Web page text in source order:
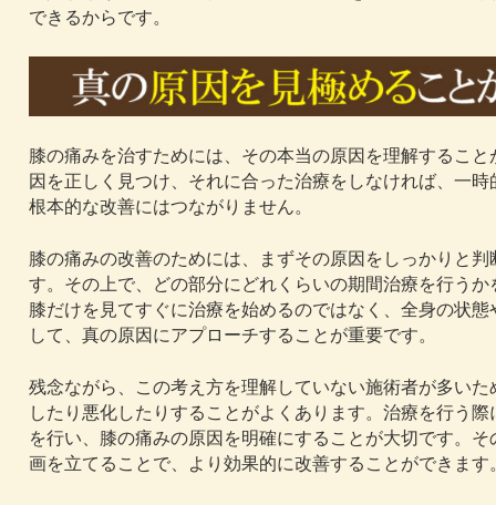
できるからです。
膝の痛みを治すためには、その本当の原因を理解するこ
因を正しく見つけ、それに合った治療をしなければ、一
根本的な改善にはつながりません。
膝の痛みの改善のためには、まずその原因をしっかりと
す。その上で、どの部分にどれくらいの期間治療を行う
膝だけを見てすぐに治療を始めるのではなく、全身の状
して、真の原因にアプローチすることが重要です。
残念ながら、この考え方を理解していない施術者が多い
したり悪化したりすることがよくあります。治療を行う
を行い、膝の痛みの原因を明確にすることが大切です。
画を立てることで、より効果的に改善することができます